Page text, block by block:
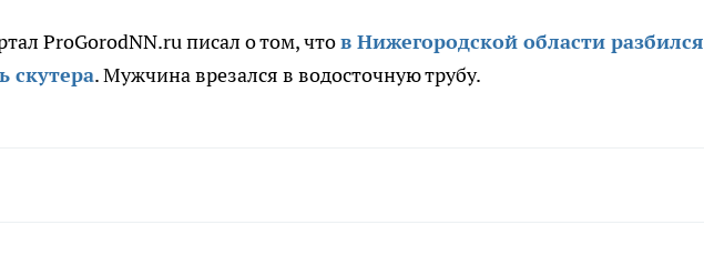
ProGorodNN.ru писал о том, чтов Нижегородской области разбился
скутера. Мужчинаврезался в водосточную трубу.